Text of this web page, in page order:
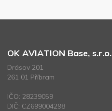
OK AVIATION Base, s.r.o.
Drásov 201
261 01 Příbram
IČO: 28239059
DIČ: CZ699004298